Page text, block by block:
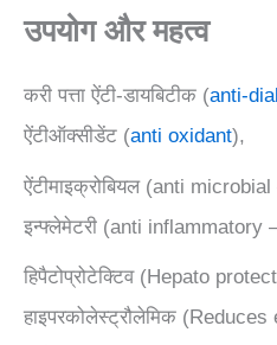
उपयोग और महत्व
करी पत्ता ऐंटी-डायबिटीक (anti-
ऐंटीऑक्सीडेंट (anti oxidant),
ऐंटीमाइक्रोबियल (anti
इन्फ्लेमेटरी (anti
हिपैटोप्रोटेक्टिव (Hepato
हाइपरकोलेस्ट्रौलेमिक